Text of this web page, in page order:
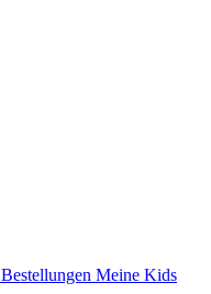
Bestellungen Meine Kids